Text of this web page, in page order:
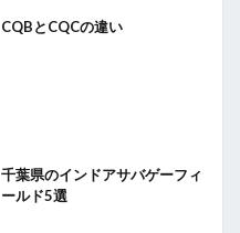
CQBとCQCの違い
千葉県のインドアサバゲーフィ
ールド5選